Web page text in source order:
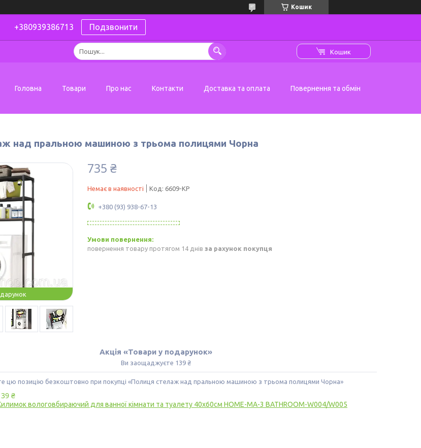
Кошик
+380939386713 Подзвонити
Кошик
Головна Товари Про нас Контакти Доставка та оплата Повернення та обмін
над пральною машиною з трьома полицями Чорна
735 ₴
Немає в наявності Код: 6609-KP
+380 (93) 938-67-13
повернення товару протягом 14 днів за рахунок покупця
Акція «Товари у подарунок»
Ви заощаджуєте 139 ₴
цю позицію безкоштовно при покупці «Полиця стелаж над пральною машиною з трьома полицями Чорна»
₴
вологовбираючий для ванної кімнати та туалету 40х60см HOME-MA-3 BATHROOM-W004/W005